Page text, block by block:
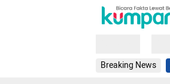
Breaking News